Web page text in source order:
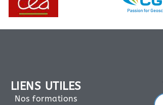
LIENS UTILES
Nos formations